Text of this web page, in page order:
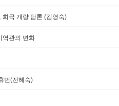
희극 개량 담론 (김영숙)
역관의 변화
먼(전혜숙)